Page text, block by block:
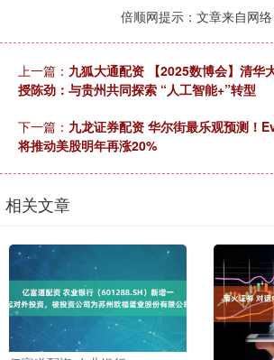
倍顺网提示：文章来自网络
上一篇： 九狐大通配资 【2025数博会】清华
授陈劲：与贵州共同探索 “人工智能+”转型
下一篇： 九龙证券配资 华尔街最乐观预测！
将推动美股明年再涨20%
相关文章